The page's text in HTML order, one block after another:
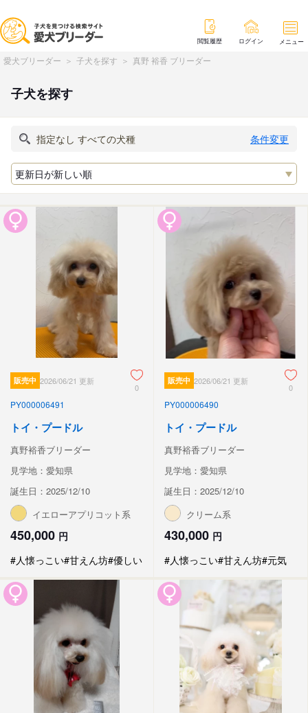
閲覧履歴 ログイン メニュー
愛犬ブリーダー 子犬を探す 真野 裕香 ブリーダー
子犬を探す
条件変更
販売中 2026/06/21 更新
0
PY000006491
トイ・プードル
真野裕香ブリーダー
見学地：愛知県
誕生日：2025/12/10
イエローアプリコット系
450,000 円
#人懐っこい#甘えん坊#優しい
販売中 2026/06/21 更新
0
PY000006490
トイ・プードル
真野裕香ブリーダー
見学地：愛知県
誕生日：2025/12/10
クリーム系
430,000 円
#人懐っこい#甘えん坊#元気